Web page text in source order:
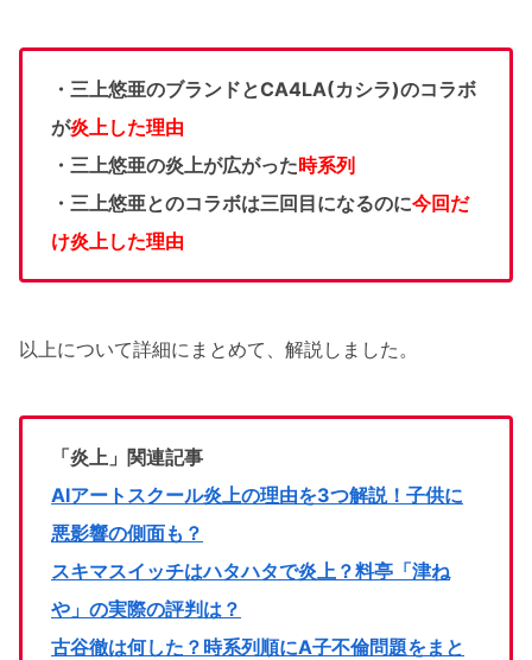
・三上悠亜のブランドとCA4LA(カシラ)のコラボ
が炎上した理由
・三上悠亜の炎上が広がった時系列
・三上悠亜とのコラボは三回目になるのに今回だ
け炎上した理由
以上について詳細にまとめて、解説しました。
「炎上」関連記事
AIアートスクール炎上の理由を3つ解説！子供に
悪影響の側面も？
スキマスイッチはハタハタで炎上？料亭「津ね
や」の実際の評判は？
古谷徹は何した？時系列順にA子不倫問題をまと